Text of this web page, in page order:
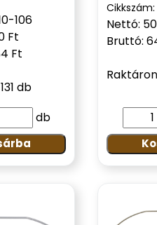
106
Ft
Ft
db
db
Cikkszám:
Nettó:
Bruttó: